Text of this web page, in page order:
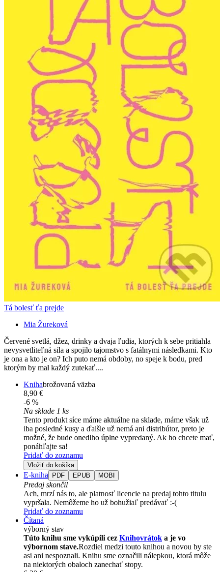
Tá bolesť ťa prejde
Mia Žureková
Červené svetlá, džez, drinky a dvaja ľudia, ktorých k sebe pritiahla
nevysvetliteľná sila a spojilo tajomstvo s fatálnymi následkami. Kto
je ona a kto je on? Ich puto nemá obdoby, no speje k bodu, pred
ktorým by mal každý zutekať....
Knihabrožovaná väzba
8,90 €
-6 %
Na sklade 1 ks
Tento produkt síce máme aktuálne na sklade, máme však už
iba posledné kusy a ďalšie už nemá ani distribútor, preto je
možné, že bude onedlho úplne vypredaný. Ak ho chcete mať,
ponáhľajte sa!
Pridať do zoznamu
Vložiť do košíka
E-kniha PDF EPUB MOBI
Predaj skončil
Ach, mrzí nás to, ale platnosť licencie na predaj tohto titulu
vypršala. Nemôžeme ho už bohužiaľ predávať :-(
Pridať do zoznamu
Čítaná
výborný stav
Túto knihu sme vykúpili cez Knihovrátok a je vo
výbornom stave.Rozdiel medzi touto knihou a novou by ste
asi ani nespoznali. Knihu sme označili nálepkou, ktorá môže
na niektorých obaloch zanechať stopy.